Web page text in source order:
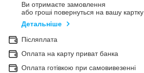
Ви отримаєте замовлення
або гроші повернуться на вашу картку
Детальніше
Післяплата
Оплата на карту приват банка
Оплата готівкою при самовивезенні